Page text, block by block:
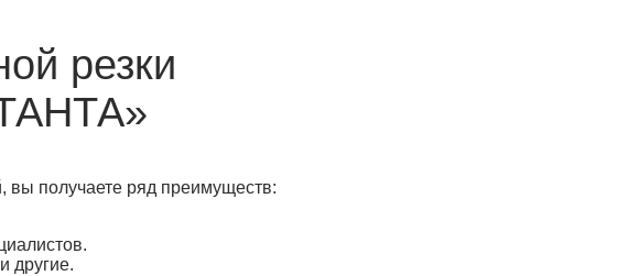
резки
вы получаете ряд преимуществ:
другие.